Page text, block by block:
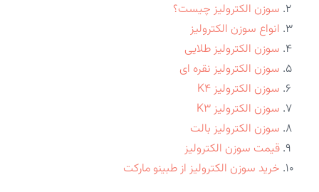
سوزن الکترولیز چیست؟
انواع سوزن الکترولیز
سوزن الکترولیز طلایی
سوزن الکترولیز نقره ای
سوزن الکترولیز K4
سوزن الکترولیز K3
سوزن الکترولیز بالت
قیمت سوزن الکترولیز
خرید سوزن الکترولیز از طبینو مارکت